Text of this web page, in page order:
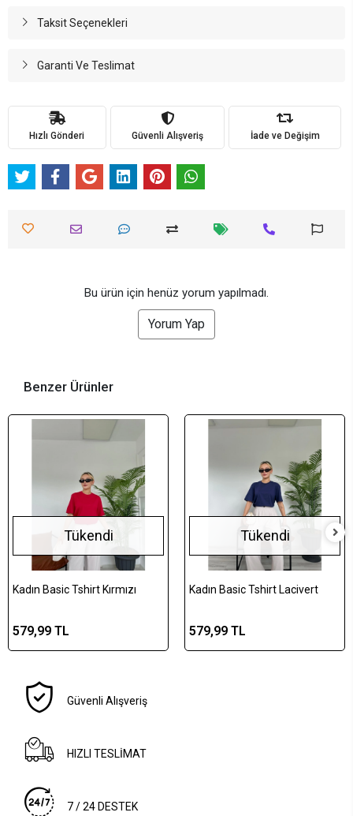
Taksit Seçenekleri
Garanti Ve Teslimat
Hızlı Gönderi Güvenli Alışveriş İade ve Değişim
Bu ürün için henüz yorum yapılmadı.
Yorum Yap
Benzer Ürünler
Tükendi
Kadın Basic Tshirt Kırmızı
579,99 TL
Tükendi
Kadın Basic Tshirt Lacivert
579,99 TL
Güvenli Alışveriş
HIZLI TESLİMAT
7 / 24 DESTEK